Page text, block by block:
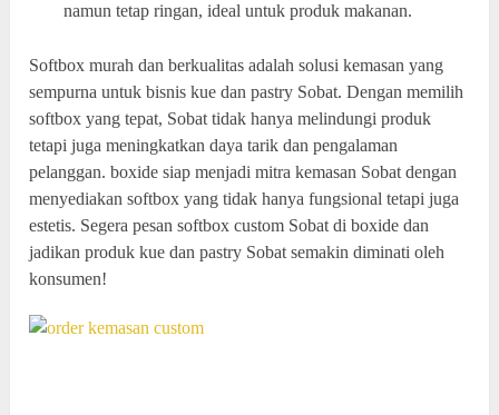
namun tetap ringan, ideal untuk produk makanan.
Softbox murah dan berkualitas adalah solusi kemasan yang
sempurna untuk bisnis kue dan pastry Sobat. Dengan memilih
softbox yang tepat, Sobat tidak hanya melindungi produk
tetapi juga meningkatkan daya tarik dan pengalaman
pelanggan. boxide siap menjadi mitra kemasan Sobat dengan
menyediakan softbox yang tidak hanya fungsional tetapi juga
estetis. Segera pesan softbox custom Sobat di boxide dan
jadikan produk kue dan pastry Sobat semakin diminati oleh
konsumen!